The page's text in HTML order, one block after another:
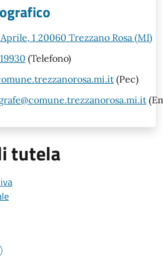
1 20060 Trezzano Rosa (MI)
(Telefono)
(Pec)
tutela